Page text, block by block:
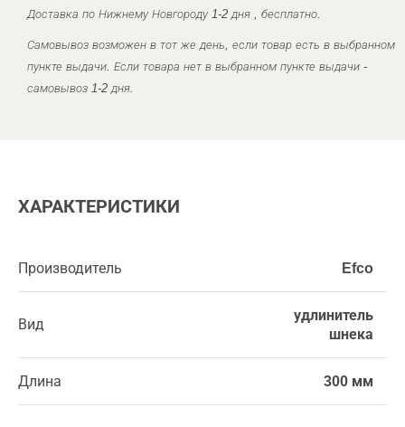
Доставка по Нижнему Новгороду 1-2 дня , бесплатно.
Самовывоз возможен в тот же день, если товар есть в выбранном
пункте выдачи. Если товара нет в выбранном пункте выдачи -
самовывоз 1-2 дня.
ХАРАКТЕРИСТИКИ
Производитель Efco
Вид
удлинитель
шнека
Длина 300 мм